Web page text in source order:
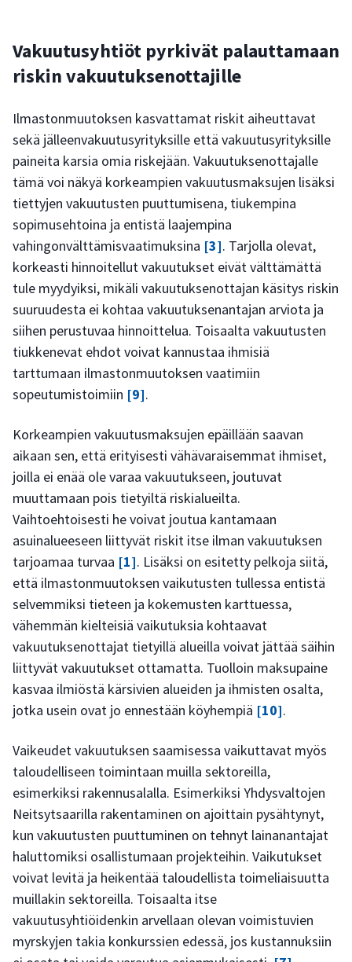
Vakuutusyhtiöt pyrkivät palauttamaan
riskin vakuutuksenottajille
Ilmastonmuutoksen kasvattamat riskit aiheuttavat
sekä jälleenvakuutusyrityksille että vakuutusyrityksille
paineita karsia omia riskejään. Vakuutuksenottajalle
tämä voi näkyä korkeampien vakuutusmaksujen lisäksi
tiettyjen vakuutusten puuttumisena, tiukempina
sopimusehtoina ja entistä laajempina
vahingonvälttämisvaatimuksina [3]. Tarjolla olevat,
korkeasti hinnoitellut vakuutukset eivät välttämättä
tule myydyiksi, mikäli vakuutuksenottajan käsitys riskin
suuruudesta ei kohtaa vakuutuksenantajan arviota ja
siihen perustuvaa hinnoittelua. Toisaalta vakuutusten
tiukkenevat ehdot voivat kannustaa ihmisiä
tarttumaan ilmastonmuutoksen vaatimiin
sopeutumistoimiin [9].
Korkeampien vakuutusmaksujen epäillään saavan
aikaan sen, että erityisesti vähävaraisemmat ihmiset,
joilla ei enää ole varaa vakuutukseen, joutuvat
muuttamaan pois tietyiltä riskialueilta.
Vaihtoehtoisesti he voivat joutua kantamaan
asuinalueeseen liittyvät riskit itse ilman vakuutuksen
tarjoamaa turvaa [1]. Lisäksi on esitetty pelkoja siitä,
että ilmastonmuutoksen vaikutusten tullessa entistä
selvemmiksi tieteen ja kokemusten karttuessa,
vähemmän kielteisiä vaikutuksia kohtaavat
vakuutuksenottajat tietyillä alueilla voivat jättää säihin
liittyvät vakuutukset ottamatta. Tuolloin maksupaine
kasvaa ilmiöstä kärsivien alueiden ja ihmisten osalta,
jotka usein ovat jo ennestään köyhempiä [10].
Vaikeudet vakuutuksen saamisessa vaikuttavat myös
taloudelliseen toimintaan muilla sektoreilla,
esimerkiksi rakennusalalla. Esimerkiksi Yhdysvaltojen
Neitsytsaarilla rakentaminen on ajoittain pysähtynyt,
kun vakuutusten puuttuminen on tehnyt lainanantajat
haluttomiksi osallistumaan projekteihin. Vaikutukset
voivat levitä ja heikentää taloudellista toimeliaisuutta
muillakin sektoreilla. Toisaalta itse
vakuutusyhtiöidenkin arvellaan olevan voimistuvien
myrskyjen takia konkurssien edessä, jos kustannuksiin